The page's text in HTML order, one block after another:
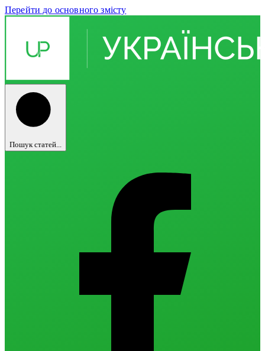
Перейти до основного змісту
Пошук статей...